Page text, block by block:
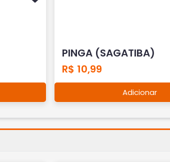
PINGA (SAGATIBA)
R$ 10,99
Adicionar